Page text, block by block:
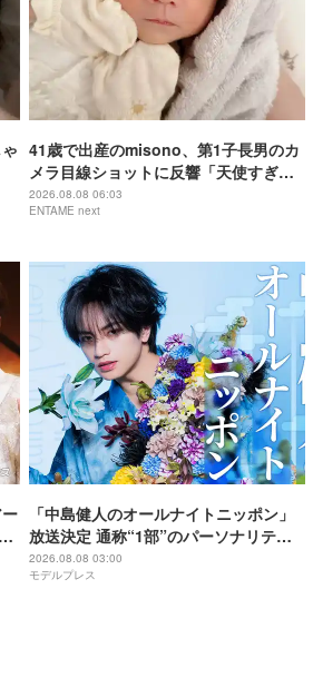
41歳で出産のmisono、第1子長男のカ
メラ目線ショットに反響「天使すぎ
る」
2026.08.08 06:03
ENTAME next
「中島健人のオールナイトニッポン」
放送決定 通称“1部”のパーソナリティ
初担当
2026.08.08 03:00
モデルプレス